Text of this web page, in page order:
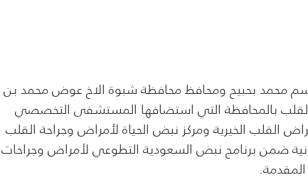
قاسم محمد بحبيح ومحافظ محافظة شبوة الاخ عوض محمد بن
القلب بالمحافظة التي استضافها المستشفى التخصصي
القلب الخيرية ومركز نبض الحياة لأمراض وجراحة القلب
ضمن برنامج نبض السعودية التطوعي لأمراض وجراحات